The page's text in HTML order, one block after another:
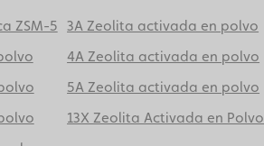
ZSM-5 3A Zeolita activada en polvo
4A Zeolita activada en polvo
5A Zeolita activada en polvo
13X Zeolita Activada en Polvo